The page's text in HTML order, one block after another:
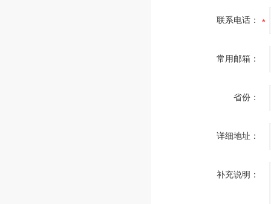
联系电话：
常用邮箱：
省份：
详细地址：
补充说明：